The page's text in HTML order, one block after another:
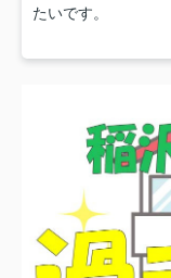
たいです。